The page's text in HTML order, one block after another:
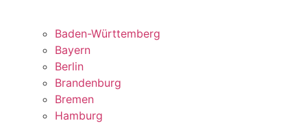
Baden-Württemberg
Bayern
Berlin
Brandenburg
Bremen
Hamburg